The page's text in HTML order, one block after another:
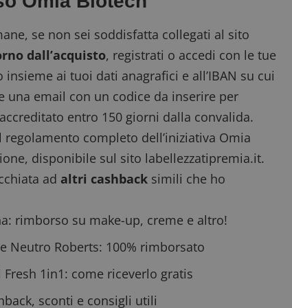
se non sei soddisfatta collegati al sito
dall’acquisto, registrati o accedi con le tue
ai tuoi dati anagrafici e all’IBAN su cui
una email con un codice da inserire per
entro 150 giorni dalla convalida.
regolamento completo dell’iniziativa Omia
disponibile sul sito labellezzatipremia.it.
ad altri cashback simili che ho
: rimborso su make-up, creme e altro!
Neutro Roberts: 100% rimborsato
1in1: come riceverlo gratis
sconti e consigli utili
cookie.
.dimmicosacerchi.it 1 anno
Questo cookie viene utilizzato per
settimane
e l'interazione con il sito web,
l'esperienza dell'utente e analizzare le